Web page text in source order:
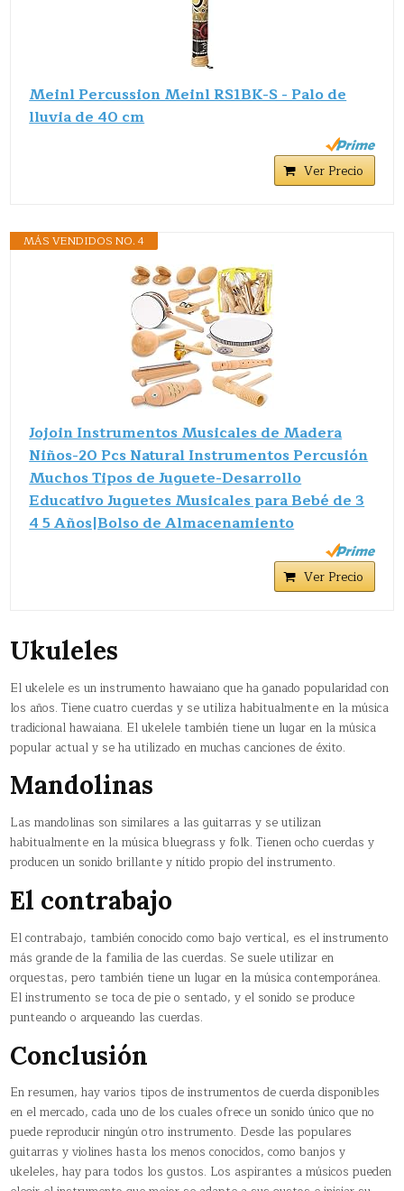
Meinl Percussion Meinl RS1BK-S - Palo de
lluvia de 40 cm
Ver Precio
MÁS VENDIDOS NO. 4
Jojoin Instrumentos Musicales de Madera
Niños-20 Pcs Natural Instrumentos Percusión
Muchos Tipos de Juguete-Desarrollo
Educativo Juguetes Musicales para Bebé de 3
4 5 Años|Bolso de Almacenamiento
Ver Precio
Ukuleles
El ukelele es un instrumento hawaiano que ha ganado popularidad con
los años. Tiene cuatro cuerdas y se utiliza habitualmente en la música
tradicional hawaiana. El ukelele también tiene un lugar en la música
popular actual y se ha utilizado en muchas canciones de éxito.
Mandolinas
Las mandolinas son similares a las guitarras y se utilizan
habitualmente en la música bluegrass y folk. Tienen ocho cuerdas y
producen un sonido brillante y nítido propio del instrumento.
El contrabajo
El contrabajo, también conocido como bajo vertical, es el instrumento
más grande de la familia de las cuerdas. Se suele utilizar en
orquestas, pero también tiene un lugar en la música contemporánea.
El instrumento se toca de pie o sentado, y el sonido se produce
punteando o arqueando las cuerdas.
Conclusión
En resumen, hay varios tipos de instrumentos de cuerda disponibles
en el mercado, cada uno de los cuales ofrece un sonido único que no
puede reproducir ningún otro instrumento. Desde las populares
guitarras y violines hasta los menos conocidos, como banjos y
ukeleles, hay para todos los gustos. Los aspirantes a músicos pueden